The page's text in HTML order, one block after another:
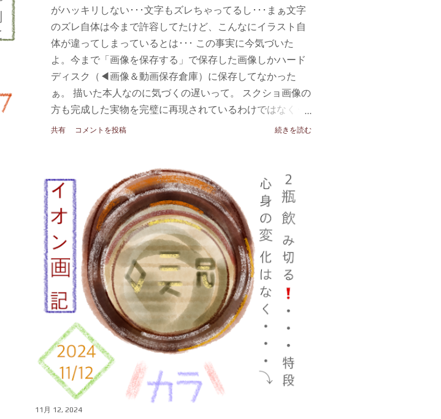
がハッキリしない･･･文字もズレちゃってるし･･･まぁ文字
のズレ自体は今まで許容してたけど、こんなにイラスト自
体が違ってしまっているとは･･･ この事実に今気づいた
よ。今まで「画像を保存する」で保存した画像しかハード
ディスク（◀︎画像＆動画保存倉庫）に保存してなかった
ぁ。 描いた本人なのに気づくの遅いって。 スクショ画像の
方も完成した実物を完璧に再現されているわけではなく･･･
もっと実物の絵は光沢がハッキリしています。あと蜘蛛の
からどうにか分かってほしくて後で動画で撮ってみたり分
かってもらう方法を模索しようと思う。 読書「 どうでもい
いよ 」 はぁー･･･iPhoneメモを愛用していたし、ここ数年
の進化を喜んでいたけど、しばらくは絵を描くのはクリッ
プスタジオ一択だねえ（ため息）。 ◆ □ ランキング参加中
◇ ■ ◀︎CLICK THANKS 💎
共有 コメントを投稿 続きを読む
11月 12, 2024